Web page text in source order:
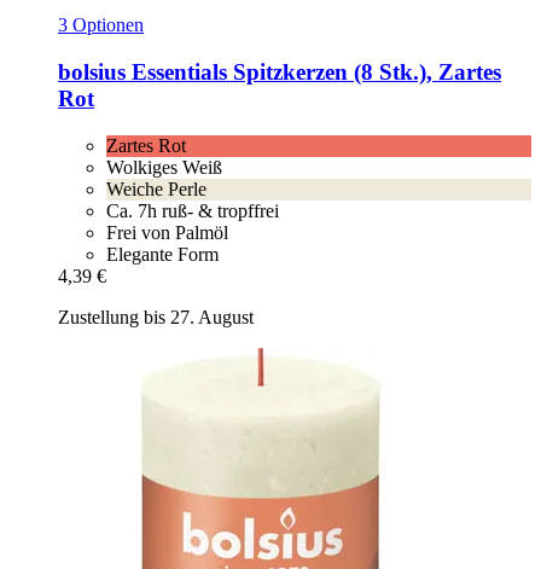
3 Optionen
bolsius Essentials Spitzkerzen (8 Stk.), Zartes
Rot
Zartes Rot
Wolkiges Weiß
Weiche Perle
Ca. 7h ruß- & tropffrei
Frei von Palmöl
Elegante Form
4,39 €
Zustellung bis 27. August